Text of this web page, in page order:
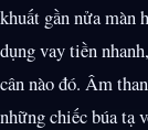
khuất gần nửa màn
dụng vay tiền
cân nào đó. Âm
những chiếc búa tạ